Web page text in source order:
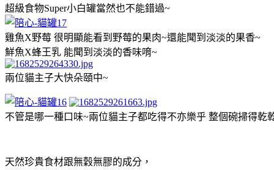
超級食物Super小白罐當然也不能錯過~
雞魚X野莓 很明顯能看到野莓的果肉~還能聞到淡淡的果香~
鮮魚X蜂王乳 能聞到淡淡的香味唷~
兩位貓主子大快朵頤中~
不管是哪一種口味~兩位貓主子都吃得不亦樂乎 整個碗掃得乾
天然珍貴食材跟無穀無膠的成分，